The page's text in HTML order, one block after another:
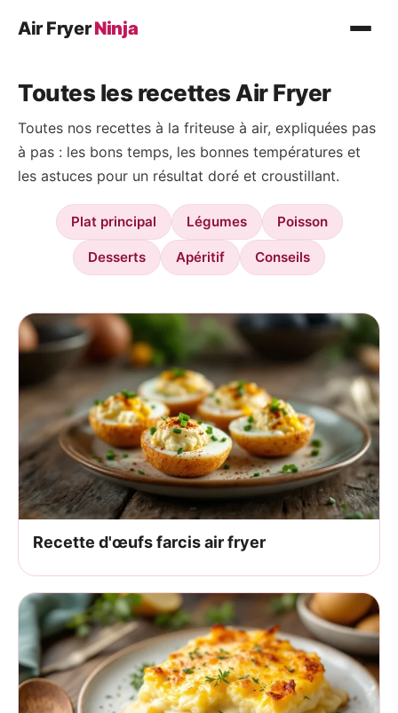
Air FryerNinja
Plat principal
Légumes
Poisson
Desserts
Conseils
Toutes les recettes Air Fryer
Toutes nos recettes à la friteuse à air, expliquées pas
à pas : les bons temps, les bonnes températures et
les astuces pour un résultat doré et croustillant.
Plat principal Légumes Poisson
Desserts Apéritif Conseils
Recette d'œufs farcis air fryer